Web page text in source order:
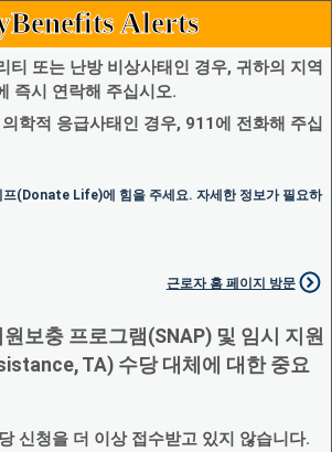
Alerts
티 또는 난방 비상사태인 경우, 귀하의 지역
즉시 연락해 주십시오.
학적 응급사태인 경우, 911에 전화해 주십
프(Donate Life)에 힘을 주세요. 자세한 정보가 필요하
근로자 홈 페이지 방문
보충 프로그램(SNAP) 및 임시 지원
TA) 수당 대체에 대한 중요
신청을 더 이상 접수받고 있지 않습니다.